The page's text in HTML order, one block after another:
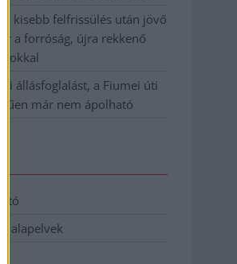
kisebb felfrissülés után jövő
a forróság, újra rekkenő
állásfoglalást, a Fiumei úti
már nem ápolható
alapelvek